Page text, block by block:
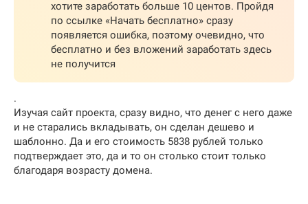
хотите заработать больше 10 центов. Пройдя
по ссылке «Начать бесплатно» сразу
появляется ошибка, поэтому очевидно, что
бесплатно и без вложений заработать здесь
не получится
.
Изучая сайт проекта, сразу видно, что денег с него даже
и не старались вкладывать, он сделан дешево и
шаблонно. Да и его стоимость 5838 рублей только
подтверждает это, да и то он столько стоит только
благодаря возрасту домена.